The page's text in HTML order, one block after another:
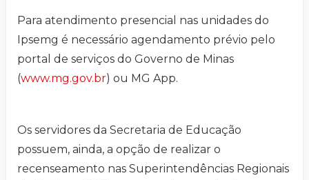
Para atendimento presencial nas unidades do
Ipsemg é necessário agendamento prévio pelo
portal de serviços do Governo de Minas
(www.mg.gov.br) ou MG App.
Os servidores da Secretaria de Educação
possuem, ainda, a opção de realizar o
recenseamento nas Superintendências Regionais